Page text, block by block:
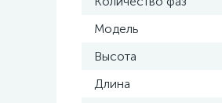
Модель
Высота
Длина